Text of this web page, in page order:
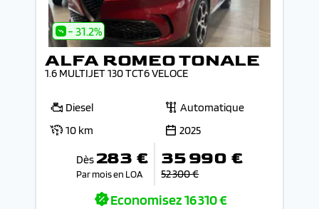
- 31.2%
ALFA ROMEO TONALE
1.6 MULTIJET 130 TCT6 VELOCE
Diesel
Automatique
10 km
2025
Dès 283 €
Par mois en LOA
35 990 €
52 300 €
Economisez16 310 €